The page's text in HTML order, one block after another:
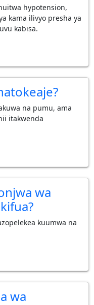
hypotension,
kama ilivyo presha ya
kabisa.
na pumu, ama
itakwenda
wa
kuumwa na
wa